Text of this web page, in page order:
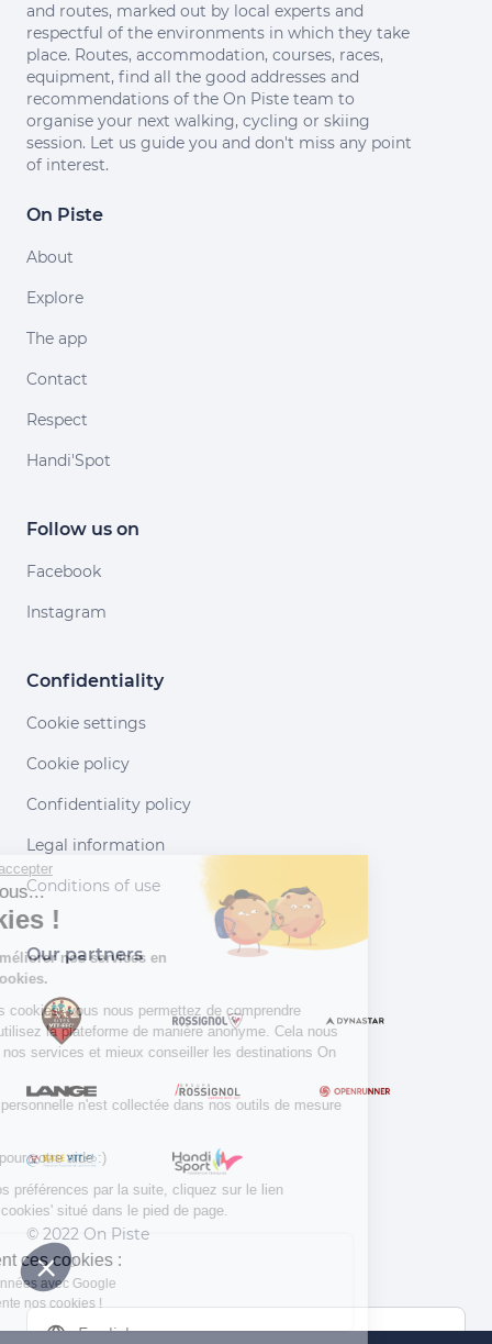
and routes, marked out by local experts and
respectful of the environments in which they take
place. Routes, accommodation, courses, races,
equipment, find all the good addresses and
recommendations of the On Piste team to
organise your next walking, cycling or skiing
session. Let us guide you and don't miss any point
of interest.
On Piste
About
Explore
The app
Contact
Respect
Handi'Spot
Follow us on
Facebook
Instagram
Confidentiality
Cookie settings
Cookie policy
Confidentiality policy
Legal information
Conditions of use
Our partners
© 2022 On Piste
v. 1.45.0
English
Continuer sans accepter
Salut c'est nous...
les Cookies !
Aidez-nous à améliorer nos services en
acceptant les cookies.
En acceptant les cookies, vous nous permettez de comprendre
comment vous utilisez la plateforme de manière anonyme. Cela nous
aide à améliorer nos services et mieux conseiller les destinations On
Aucune donnée personnelle n'est collectée dans nos outils de mesure
Merci d’avance pour votre aide :)
Pour modifier vos préférences par la suite, cliquez sur le lien
'Préférences de cookies' situé dans le pied de page.
À quoi servent ces cookies :
Partage de données avec Google
On vous présente nos cookies !